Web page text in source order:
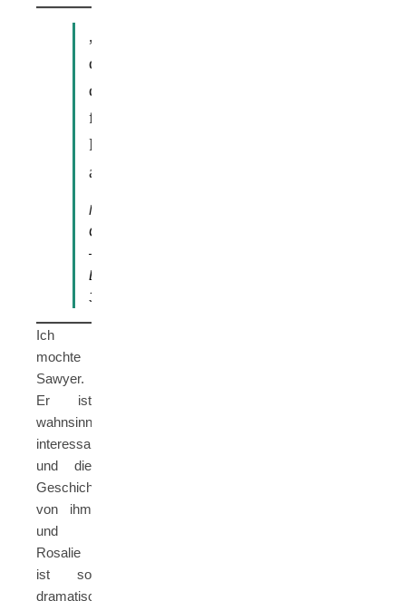
„Wärst
du
dazu
fähig
Rosalie
aufzugeben?“
Marry
Grave
–
Band
3
Ich
mochte
Sawyer.
Er ist
wahnsinnig
interessant
und die
Geschichte
von ihm
und
Rosalie
ist so
dramatisch.